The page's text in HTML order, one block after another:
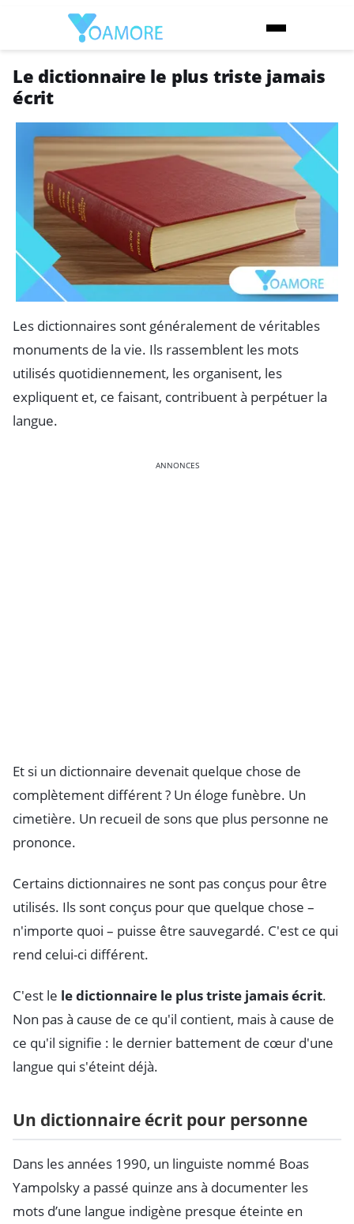
Le dictionnaire le plus triste jamais
écrit
Les dictionnaires sont généralement de véritables
monuments de la vie. Ils rassemblent les mots
utilisés quotidiennement, les organisent, les
expliquent et, ce faisant, contribuent à perpétuer la
langue.
ANNONCES
Et si un dictionnaire devenait quelque chose de
complètement différent ? Un éloge funèbre. Un
cimetière. Un recueil de sons que plus personne ne
prononce.
Certains dictionnaires ne sont pas conçus pour être
utilisés. Ils sont conçus pour que quelque chose –
n'importe quoi – puisse être sauvegardé. C'est ce qui
rend celui-ci différent.
C'est le le dictionnaire le plus triste jamais écrit.
Non pas à cause de ce qu'il contient, mais à cause de
ce qu'il signifie : le dernier battement de cœur d'une
langue qui s'éteint déjà.
Un dictionnaire écrit pour personne
Dans les années 1990, un linguiste nommé Boas
Yampolsky a passé quinze ans à documenter les
mots d’une langue indigène presque éteinte en